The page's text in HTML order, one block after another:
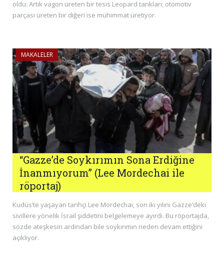
oldu: Artık vagon üreten bir tesis Leopard tankları; otomotiv
parçası üreten bir diğeri ise mühimmat üretiyor.
MAKALELER
“Gazze’de Soykırımın Sona Erdiğine
İnanmıyorum” (Lee Mordechai ile
röportaj)
Kudüs’te yaşayan tarihçi Lee Mordechai, son iki yılını Gazze’deki
sivillere yönelik İsrail şiddetini belgelemeye ayırdı. Bu röportajda,
sözde ateşkesin ardından bile soykırımın neden devam ettiğini
açıklıyor.